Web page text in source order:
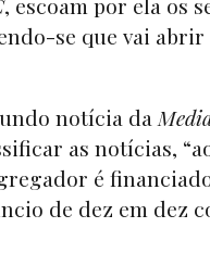
se que vai
notícia da
as notícias,
é
de dez em dez